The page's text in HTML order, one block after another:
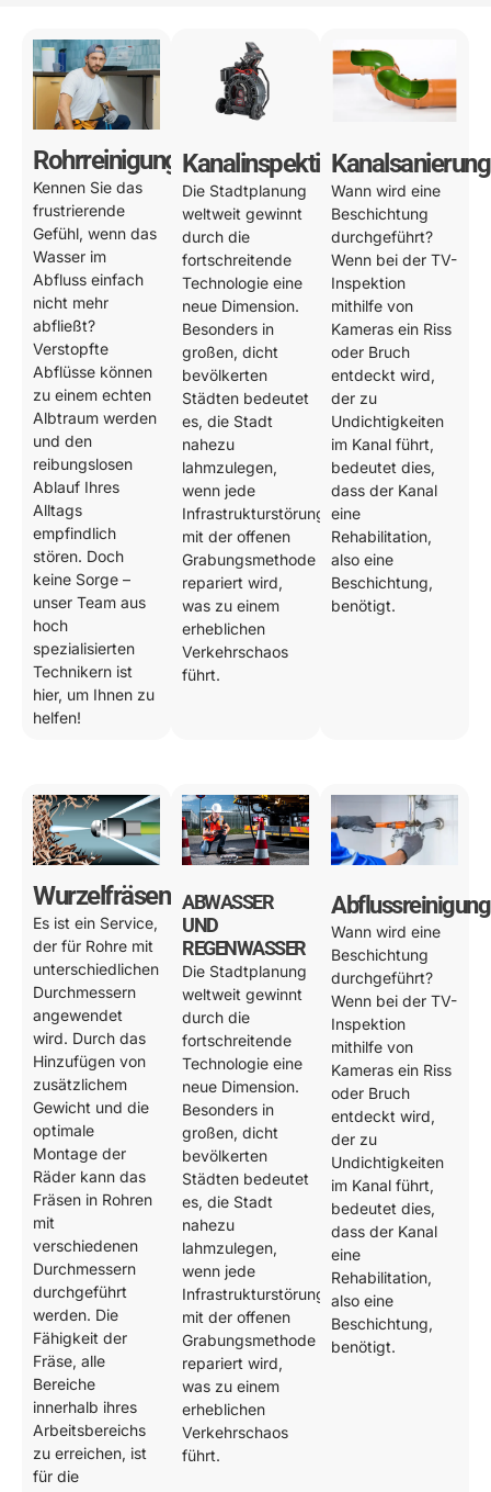
Rohrreinigung
Kennen Sie das
frustrierende
Gefühl, wenn das
Wasser im
Abfluss einfach
nicht mehr
abfließt?
Verstopfte
Abflüsse können
zu einem echten
Albtraum werden
und den
reibungslosen
Ablauf Ihres
Alltags
empfindlich
stören. Doch
keine Sorge –
unser Team aus
hoch
spezialisierten
Technikern ist
hier, um Ihnen zu
helfen!
Kanalinspektion
Die Stadtplanung
weltweit gewinnt
durch die
fortschreitende
Technologie eine
neue Dimension.
Besonders in
großen, dicht
bevölkerten
Städten bedeutet
es, die Stadt
nahezu
lahmzulegen,
wenn jede
Infrastrukturstörung
mit der offenen
Grabungsmethode
repariert wird,
was zu einem
erheblichen
Verkehrschaos
führt.
Kanalsanierung
Wann wird eine
Beschichtung
durchgeführt?
Wenn bei der TV-
Inspektion
mithilfe von
Kameras ein Riss
oder Bruch
entdeckt wird,
der zu
Undichtigkeiten
im Kanal führt,
bedeutet dies,
dass der Kanal
eine
Rehabilitation,
also eine
Beschichtung,
benötigt.
Wurzelfräsen
Es ist ein Service,
der für Rohre mit
unterschiedlichen
Durchmessern
angewendet
wird. Durch das
Hinzufügen von
zusätzlichem
Gewicht und die
optimale
Montage der
Räder kann das
Fräsen in Rohren
mit
verschiedenen
Durchmessern
durchgeführt
werden. Die
Fähigkeit der
Fräse, alle
Bereiche
innerhalb ihres
Arbeitsbereichs
zu erreichen, ist
für die
ABWASSER
UND
REGENWASSER
Die Stadtplanung
weltweit gewinnt
durch die
fortschreitende
Technologie eine
neue Dimension.
Besonders in
großen, dicht
bevölkerten
Städten bedeutet
es, die Stadt
nahezu
lahmzulegen,
wenn jede
Infrastrukturstörung
mit der offenen
Grabungsmethode
repariert wird,
was zu einem
erheblichen
Verkehrschaos
führt.
Abflussreinigung
Wann wird eine
Beschichtung
durchgeführt?
Wenn bei der TV-
Inspektion
mithilfe von
Kameras ein Riss
oder Bruch
entdeckt wird,
der zu
Undichtigkeiten
im Kanal führt,
bedeutet dies,
dass der Kanal
eine
Rehabilitation,
also eine
Beschichtung,
benötigt.